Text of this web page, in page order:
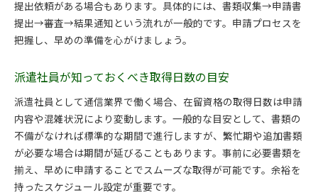
提出依頼がある場合もあります。具体的には、書類収集→申請書
提出→審査→結果通知という流れが一般的です。申請プロセスを
把握し、早めの準備を心がけましょう。
派遣社員が知っておくべき取得日数の目安
派遣社員として通信業界で働く場合、在留資格の取得日数は申請
内容や混雑状況により変動します。一般的な目安として、書類の
不備がなければ標準的な期間で進行しますが、繁忙期や追加書類
が必要な場合は期間が延びることもあります。事前に必要書類を
揃え、早めに申請することでスムーズな取得が可能です。余裕を
持ったスケジュール設定が重要です。